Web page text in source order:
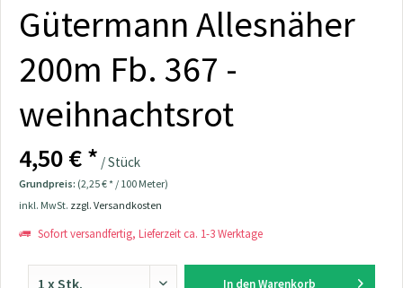
Gütermann Allesnäher
200m Fb. 367 -
weihnachtsrot
4,50 € * / Stück
Grundpreis: (2,25 € * / 100 Meter)
inkl. MwSt. zzgl. Versandkosten
Sofort versandfertig, Lieferzeit ca. 1-3 Werktage
In den Warenkorb